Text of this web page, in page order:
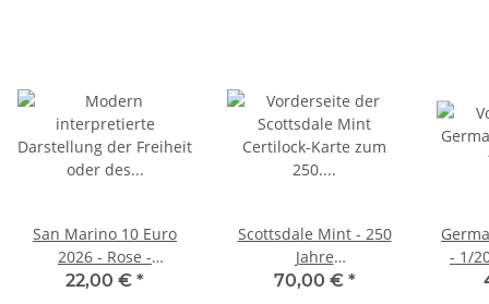
San Marino 10 Euro
2026 - Rose -
"Repubblica di San
22,00 € *
Scottsdale Mint - 250
Jahre
Unabhängigkeitserklärung
70,00 € *
- 1/